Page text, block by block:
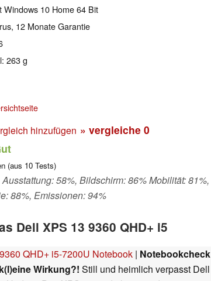
Windows 10 Home 64 Bit
12 Monate Garantie
263 g
hinzufügen » vergleiche 0
(aus 10 Tests)
58%, Bildschirm: 86% Mobilität: 81%,
88%, Emissionen: 94%
Dell XPS 13 9360 QHD+ i5
QHD+ i5-7200U Notebook | Notebookcheck
Wirkung?! Still und heimlich verpasst Dell